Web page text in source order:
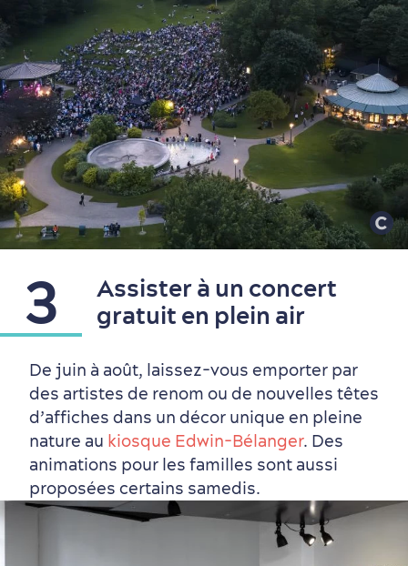
Tourisme responsable
Première visite
Événements
en amoureux
Rabais hôtels
Compensation carbone
Croisières internationales
3
Assister à un concert
gratuit en plein air
De juin à août, laissez-vous emporter par
des artistes de renom ou de nouvelles têtes
d’affiches dans un décor unique en pleine
nature au kiosque Edwin-Bélanger. Des
animations pour les familles sont aussi
proposées certains samedis.